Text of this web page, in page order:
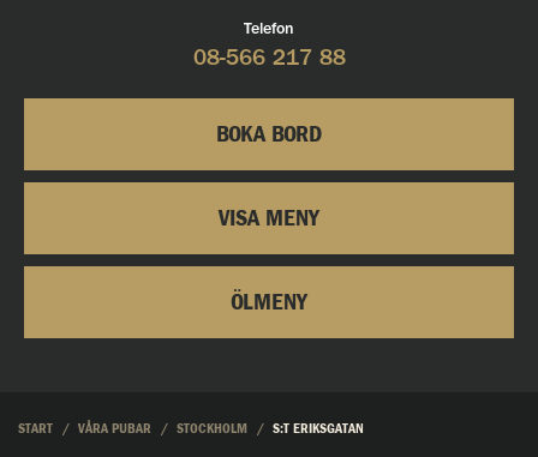
Telefon
08-566 217 88
BOKA BORD
VISA MENY
ÖLMENY
START VÅRA PUBAR STOCKHOLM S:T ERIKSGATAN